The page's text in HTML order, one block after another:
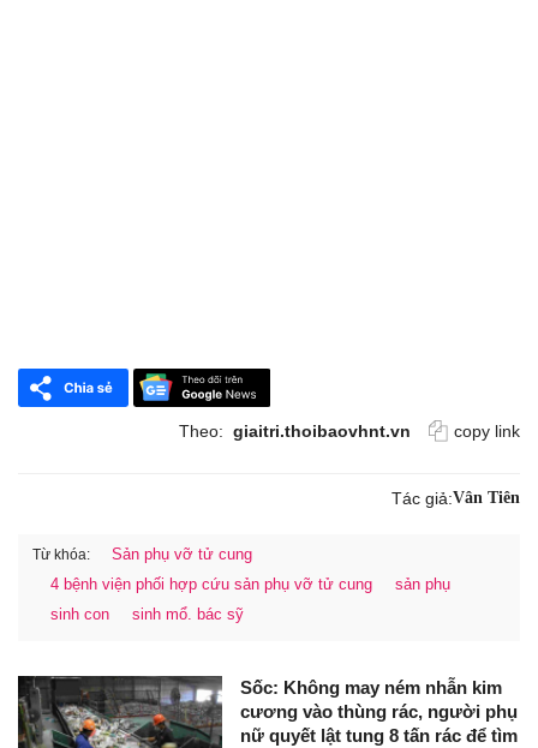
Theo: giaitri.thoibaovhnt.vn copy link
Tác giả:Vân Tiên
Từ khóa:
Sản phụ vỡ tử cung
4 bệnh viện phối hợp cứu sản phụ vỡ tử cung
sản phụ
sinh con
sinh mổ. bác sỹ
Sốc: Không may ném nhẫn kim
cương vào thùng rác, người phụ
nữ quyết lật tung 8 tấn rác để tìm